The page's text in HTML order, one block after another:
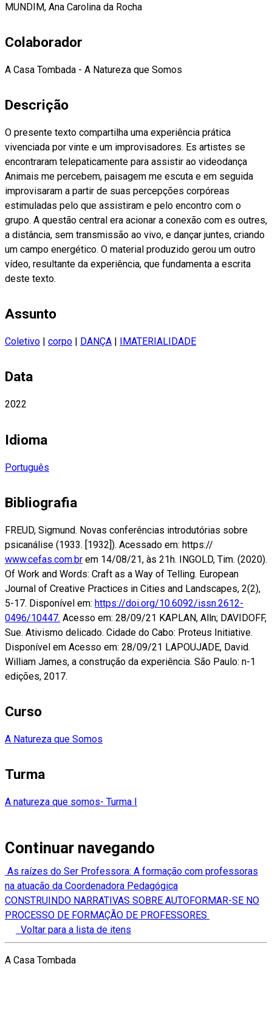
MUNDIM, Ana Carolina da Rocha
Colaborador
A Casa Tombada - A Natureza que Somos
Descrição
O presente texto compartilha uma experiência prática
vivenciada por vinte e um improvisadores. Es artistes se
encontraram telepaticamente para assistir ao videodança
Animais me percebem, paisagem me escuta e em seguida
improvisaram a partir de suas percepções corpóreas
estimuladas pelo que assistiram e pelo encontro com o
grupo. A questão central era acionar a conexão com es outres,
a distância, sem transmissão ao vivo, e dançar juntes, criando
um campo energético. O material produzido gerou um outro
vídeo, resultante da experiência, que fundamenta a escrita
deste texto.
Assunto
Coletivo corpo DANÇA IMATERIALIDADE
Data
2022
Idioma
Português
Bibliografia
FREUD, Sigmund. Novas conferências introdutórias sobre
psicanálise (1933. [1932]). Acessado em: https://
www.cefas.com.br em 14/08/21, às 21h. INGOLD, Tim. (2020).
Of Work and Words: Craft as a Way of Telling. European
Journal of Creative Practices in Cities and Landscapes, 2(2),
5-17. Disponível em: https://doi.org/10.6092/issn.2612-
0496/10447. Acesso em: 28/09/21 KAPLAN, Alln; DAVIDOFF,
Sue. Ativismo delicado. Cidade do Cabo: Proteus Initiative.
Disponível em Acesso em: 28/09/21 LAPOUJADE, David.
William James, a construção da experiência. São Paulo: n-1
edições, 2017.
Curso
A Natureza que Somos
Turma
A natureza que somos- Turma I
Continuar navegando
As raízes do Ser Professora: A formação com professoras
na atuação da Coordenadora Pedagógica
CONSTRUINDO NARRATIVAS SOBRE AUTOFORMAR-SE NO
PROCESSO DE FORMAÇÃO DE PROFESSORES
Voltar para a lista de itens
A Casa Tombada